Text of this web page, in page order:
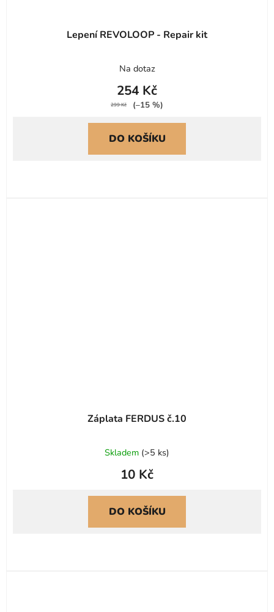
Lepení REVOLOOP - Repair kit
Na dotaz
254 Kč
299 Kč (–15 %)
DO KOŠÍKU
Záplata FERDUS č.10
Skladem (>5 ks)
10 Kč
DO KOŠÍKU